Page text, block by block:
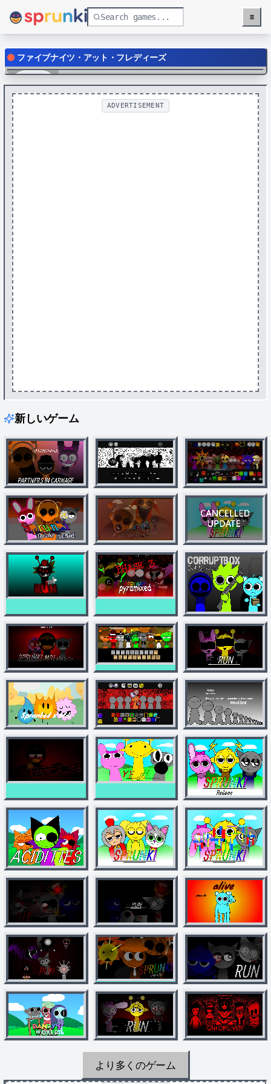
Menu
≡
ファイブナイツ・アット・フレディーズ
Play
ADVERTISEMENT
新しいゲーム
より多くのゲーム